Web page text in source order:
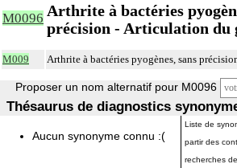
M0096 Arthrite à bactéries
précision - Articulation du
M009 Arthrite à bactéries pyogènes, sans
Proposer un nom alternatif pour M0096
Thésaurus de diagnostics
Aucun synonyme connu :(
Liste de
partir des
recherches